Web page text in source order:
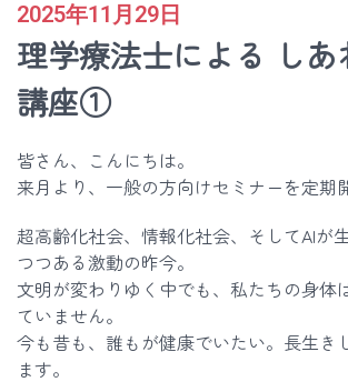
2025年11月29日
理学療法士による し
講座①
皆さん、こんにちは。
来月より、一般の方向けセミナーを定期
超高齢化社会、情報化社会、そしてAIが
つつある激動の昨今。
文明が変わりゆく中でも、私たちの身体
ていません。
今も昔も、誰もが健康でいたい。長生き
ます。